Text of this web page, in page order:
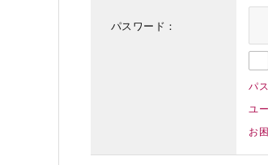
パスワード：
パ
ユ
お